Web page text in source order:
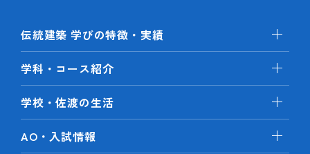
伝統建築 学びの特徴・実績
学科・コース紹介
学校・佐渡の生活
AO・入試情報